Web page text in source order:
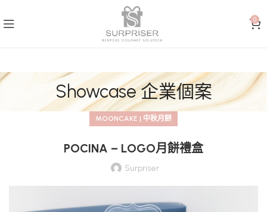
0
Showcase 企業個案
MOONCAKE | 中秋月餅
POCINA – LOGO月餅禮盒
Surpriser